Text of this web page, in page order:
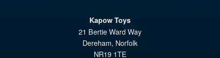
Kapow Toys
21 Bertie Ward Way
Dereham, Norfolk
NR19 1TE